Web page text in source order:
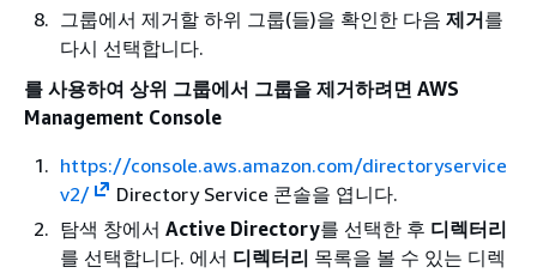
그룹에서 제거할 하위 그룹(들)을 확인한 다음 제거를
다시 선택합니다.
를 사용하여 상위 그룹에서 그룹을 제거하려면 AWS
Management Console
https://console.aws.amazon.com/directoryservice
v2/
Directory Service 콘솔을 엽니다.
탐색 창에서 Active Directory를 선택한 후 디렉터리
를 선택합니다. 에서 디렉터리 목록을 볼 수 있는 디렉